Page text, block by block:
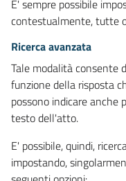
E' sempre possibile
contestualmente, tutte
Ricerca avanzata
Tale modalità consente
funzione della risposta
possono indicare
testo dell'atto.
E' possibile, quindi,
impostando,